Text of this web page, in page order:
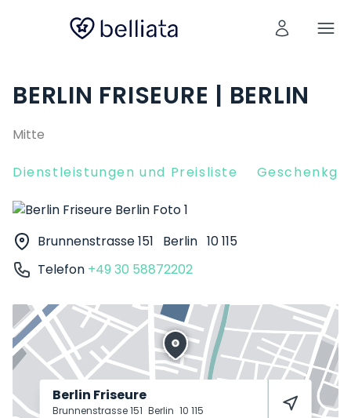
BERLIN FRISEURE | BERLIN
Mitte
Dienstleistungen und Preisliste
Brunnenstrasse 151 Berlin 10 115
Telefon +49 30 58872202
Berlin Friseure
Brunnenstrasse 151 Berlin 10 115